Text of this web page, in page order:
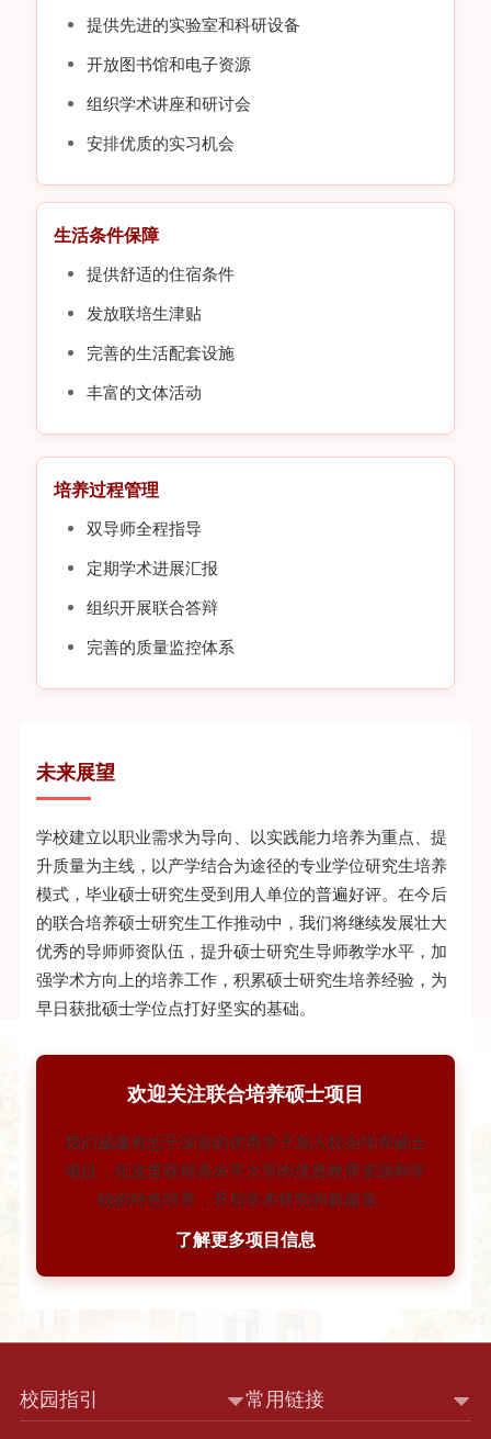
提供先进的实验室和科研设备
开放图书馆和电子资源
组织学术讲座和研讨会
安排优质的实习机会
生活条件保障
提供舒适的住宿条件
发放联培生津贴
完善的生活配套设施
丰富的文体活动
培养过程管理
双导师全程指导
定期学术进展汇报
组织开展联合答辩
完善的质量监控体系
未来展望
学校建立以职业需求为导向、以实践能力培养为重点、提
升质量为主线，以产学结合为途径的专业学位研究生培养
模式，毕业硕士研究生受到用人单位的普遍好评。在今后
的联合培养硕士研究生工作推动中，我们将继续发展壮大
优秀的导师师资队伍，提升硕士研究生导师教学水平，加
强学术方向上的培养工作，积累硕士研究生培养经验，为
早日获批硕士学位点打好坚实的基础。
欢迎关注联合培养硕士项目
我们诚邀有志于深造的优秀学子加入联合培养硕士
项目，在这里获得高水平大学的优质教育资源和学
校的特色培养，开启学术研究的新篇章。
了解更多项目信息
校园指引 常用链接